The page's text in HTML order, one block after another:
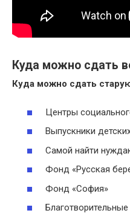
Куда можно сдать
Куда можно сдать
Центры
Выпускники
Самой найти
Фонд «Русская
Фонд «София»